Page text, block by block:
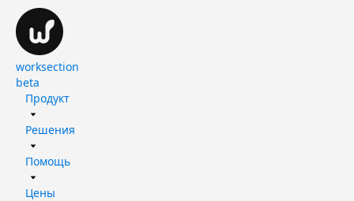
worksection
beta
Продукт
Решения
Помощь
Цены